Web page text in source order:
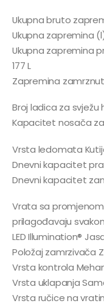
Ukupna bruto
Ukupna zapremina
Ukupna zapremina
177 L
Zapremina
Broj ladica za svježu
Kapacitet nosača
Vrsta ledomata
Dnevni kapacitet
Dnevni kapacitet
Vrata sa
prilagođavaju
LED Illumination®
Položaj zamrzivača
Vrsta kontrola
Vrsta uklapanja
Vrsta ručice na